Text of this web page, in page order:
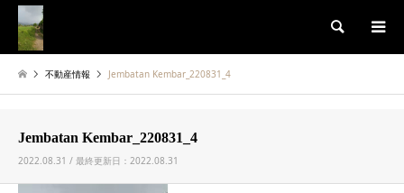
検索
不動産情報 Jembatan Kembar_220831_4
Jembatan Kembar_220831_4
2022.08.31 / 最終更新日：2022.08.31